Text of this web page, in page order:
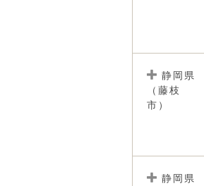
静岡県
（藤枝
市）
静岡県